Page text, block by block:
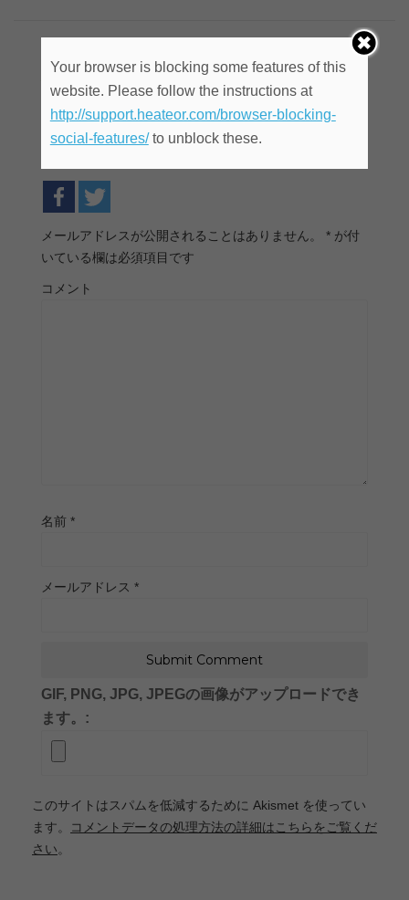
JR山手線（東京～駒込）沿線から徒歩圏の
仕事や就職活動に便利なコワーキングスペ
ース へのクチコミを投稿する
facebook,Twitterでログインしてコメントするこ
メールアドレスが公開されることはありません。 * が付
いている欄は必須項目です
コメント
名前 *
メールアドレス *
GIF, PNG, JPG, JPEGの画像がアップロードでき
ます。:
このサイトはスパムを低減するために Akismet を使ってい
ます。
コメントデータの処理方法の詳細はこちらをご覧くだ
さい。
Your browser is blocking some features of this
website. Please follow the instructions at
http://support.heateor.com/browser-blocking-
social-features/to unblock these.